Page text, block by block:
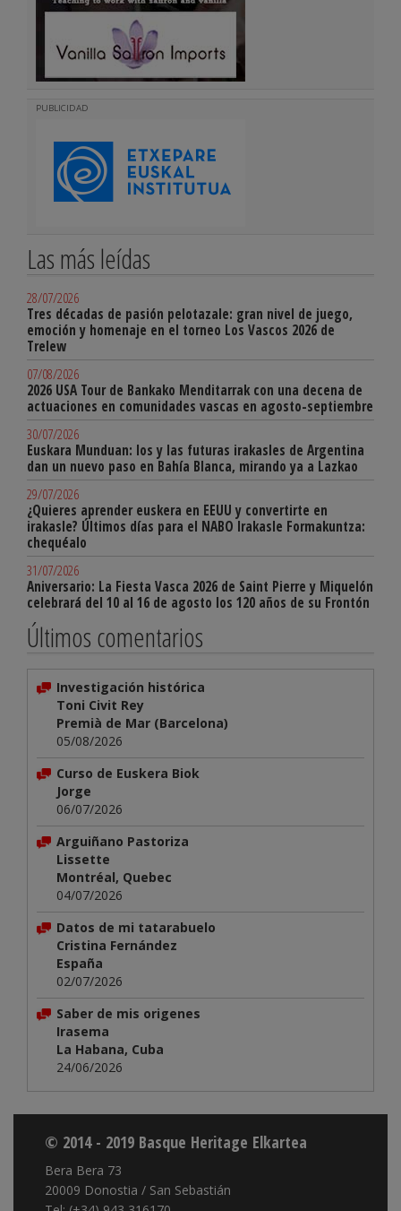
PUBLICIDAD
Las más leídas
28/07/2026
Tres décadas de pasión pelotazale: gran nivel de juego,
emoción y homenaje en el torneo Los Vascos 2026 de
Trelew
07/08/2026
2026 USA Tour de Bankako Menditarrak con una decena de
actuaciones en comunidades vascas en agosto-septiembre
30/07/2026
Euskara Munduan: los y las futuras irakasles de Argentina
dan un nuevo paso en Bahía Blanca, mirando ya a Lazkao
29/07/2026
¿Quieres aprender euskera en EEUU y convertirte en
irakasle? Últimos días para el NABO Irakasle Formakuntza:
chequéalo
31/07/2026
Aniversario: La Fiesta Vasca 2026 de Saint Pierre y Miquelón
celebrará del 10 al 16 de agosto los 120 años de su Frontón
Últimos comentarios
Investigación histórica
Toni Civit Rey
Premià de Mar (Barcelona)
05/08/2026
Curso de Euskera Biok
Jorge
06/07/2026
Arguiñano Pastoriza
Lissette
Montréal, Quebec
04/07/2026
Datos de mi tatarabuelo
Cristina Fernández
España
02/07/2026
Saber de mis origenes
Irasema
La Habana, Cuba
24/06/2026
© 2014 - 2019 Basque Heritage Elkartea
Bera Bera 73
20009 Donostia / San Sebastián